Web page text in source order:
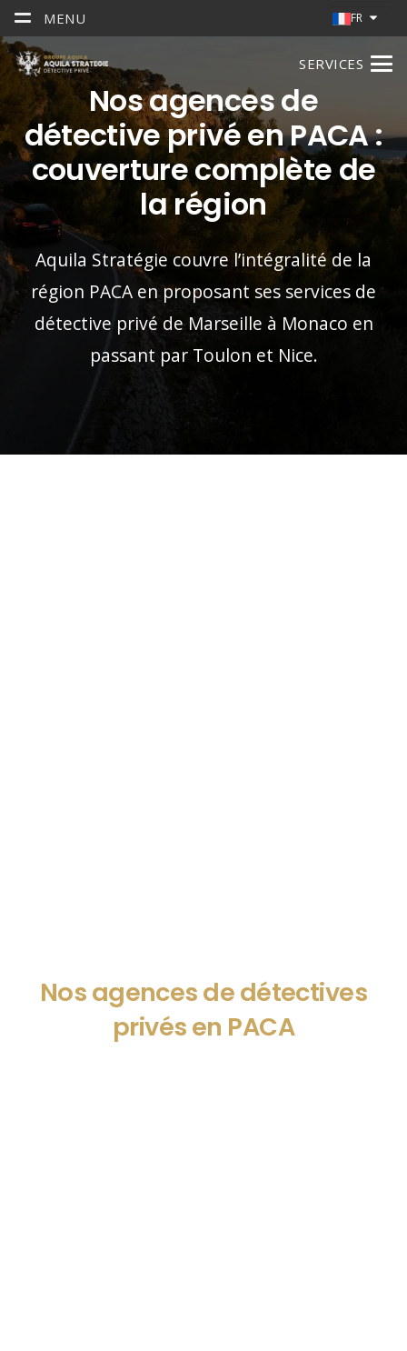
MENU FR
SERVICES
Nos agences de
détective privé en PACA :
couverture complète de
la région
Aquila Stratégie couvre l’intégralité de la
région PACA en proposant ses services de
détective privé de Marseille à Monaco en
passant par Toulon et Nice.
Nos agences de détectives
privés en PACA